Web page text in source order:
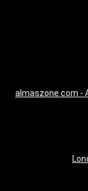
almaszone.com -